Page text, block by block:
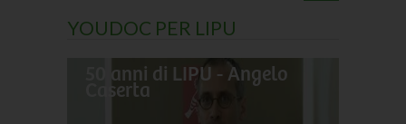
YOUDOC PER LIPU
50 anni di LIPU - Angelo
Caserta